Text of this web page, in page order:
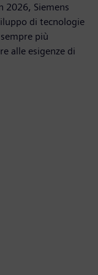
2026, Siemens
di tecnologie
più
alle esigenze di